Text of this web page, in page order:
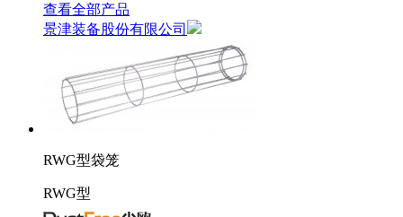
查看全部产品
景津装备股份有限公司
RWG型袋笼
RWG型